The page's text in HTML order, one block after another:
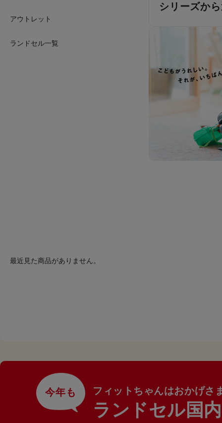
アウトレット
ランドセル一覧
シリーズか
最近見た商品がありません。
今年も フィットちゃんはおかげさ
ランドセル国